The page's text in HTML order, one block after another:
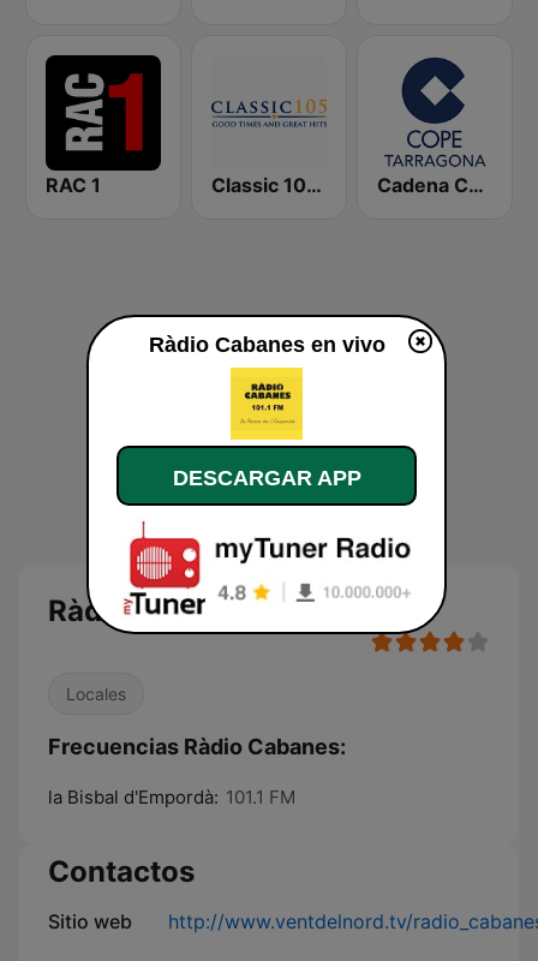
RAC 1 Classic 105 FM Cadena COPE Tarragona
Ràdio Cabanes en directo
Locales
Frecuencias Ràdio Cabanes:
la Bisbal d'Empordà: 101.1 FM
Contactos
Sitio web http://www.ventdelnord.tv/
Ràdio Cabanes en vivo
DESCARGAR APP